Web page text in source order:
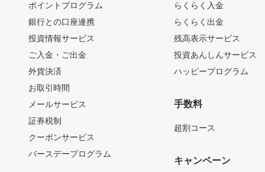
ポイントプログラム
銀行との口座連携
投資情報サービス
ご入金・ご出金
外貨決済
お取引時間
メールサービス
証券税制
クーポンサービス
バースデープログラム
らくらく入金
らくらく出金
残高表示サービス
投資あんしんサービス
ハッピープログラム
手数料
超割コース
キャンペーン